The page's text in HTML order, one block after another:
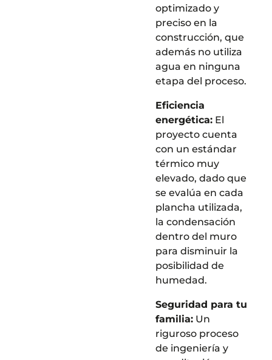
optimizado y
preciso en la
construcción, que
además no utiliza
agua en ninguna
etapa del proceso.
Eficiencia
energética: El
proyecto cuenta
con un estándar
térmico muy
elevado, dado que
se evalúa en cada
plancha utilizada,
la condensación
dentro del muro
para disminuir la
posibilidad de
humedad.
Seguridad para tu
familia: Un
riguroso proceso
de ingeniería y